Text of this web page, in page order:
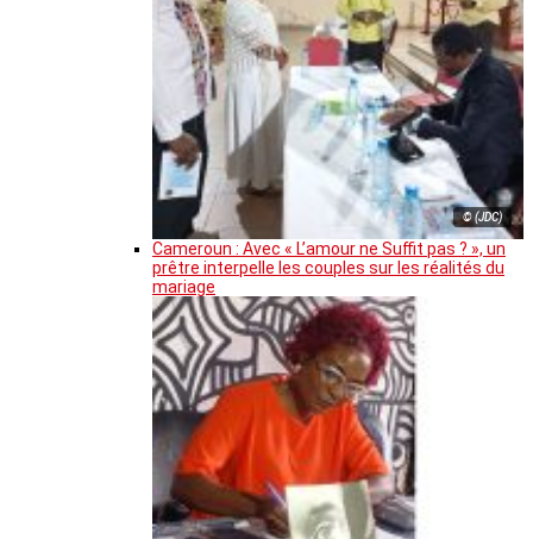
© (JDC)
Cameroun : Avec « L’amour ne Suffit pas ? », un
prêtre interpelle les couples sur les réalités du
mariage